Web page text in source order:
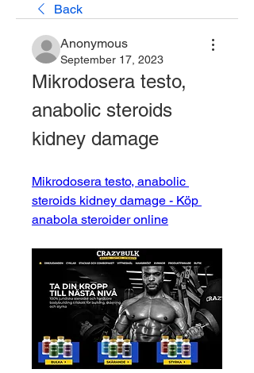
Back
Anonymous
September 17, 2023
Mikrodosera testo,
anabolic steroids
kidney damage
Mikrodosera testo, anabolic
steroids kidney damage - Köp
anabola steroider online